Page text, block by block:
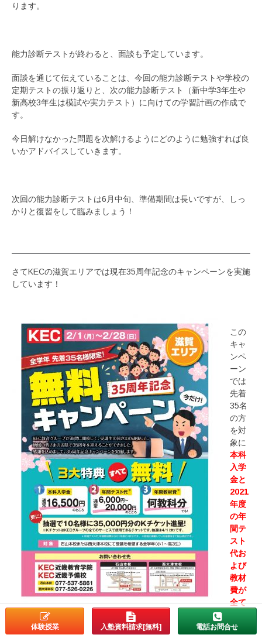
体験授業 入塾資料請求[無料] 電話お問合せ
ります。
能力診断テストが終わると、面談も予定しています。
面談を通じて伝えていることは、今回の能力診断テストや学校の
定期テストの振り返りと、次の能力診断テスト（新中学3年生や
新高校3年生は模試や実力テスト）に向けての学習計画の作成で
す。
今日解けなかった問題を次解けるようにどのように勉強すれば良
いかアドバイスしていきます。
次回の能力診断テストは6月中旬、準備期間は長いですが、しっ
かりと復習をして臨みましょう！
さてKECの滋賀エリアでは現在35周年記念のキャンペーンを実施
しています！
この
キャ
ンペ
ーン
では
先着
35名
の方
を対
象に
本科
入学
金と
2021
年度
の年
間テ
スト
代お
よび
教材
費が
全て
になります！